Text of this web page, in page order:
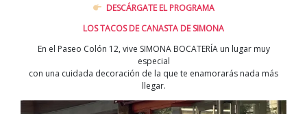
DESCÁRGATE EL PROGRAMA
LOS TACOS DE CANASTA DE SIMONA
En el Paseo Colón 12, vive SIMONA BOCATERÍA un lugar muy
especial
con una cuidada decoración de la que te enamorarás nada más
llegar.